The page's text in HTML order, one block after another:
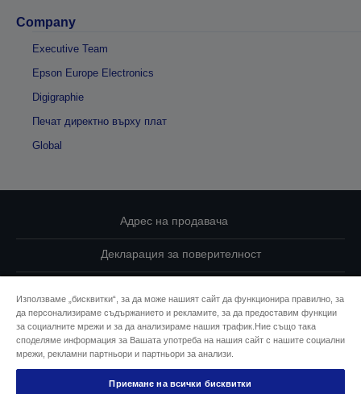
Company
Executive Team
Epson Europe Electronics
Digigraphie
Печат директно върху плат
Global
Адрес на продавача
Декларация за поверителност
Свържете се с нас за Вашите данни
Информация за бисквитките
Ангажимент за достъпност на Epson
Използваме „бисквитки“, за да може нашият сайт да функционира правилно, за
да персонализираме съдържанието и рекламите, за да предоставим функции
за социалните мрежи и за да анализираме нашия трафик.Ние също така
споделяме информация за Вашата употреба на нашия сайт с нашите социални
мрежи, рекламни партньори и партньори за анализи.
Приемане на всички бисквитки